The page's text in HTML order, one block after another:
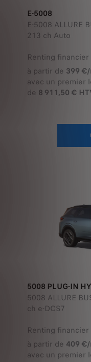
E-5008 ALLURE
213 ch Auto
à partir de399 €/
avec un premier
de8 911,50 €
5008 ALLURE
ch e-DCS7
à partir de409 €/
avec un premier
de9 209,25 €